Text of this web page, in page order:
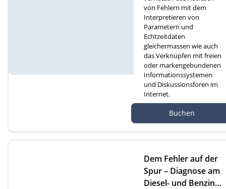
von Fehlern mit dem
Interpretieren von
Parametern und
Echtzeitdaten
gleichermassen wie auch
das Verknüpfen mit freien
oder markengebundenen
Informationssystemen
und Diskussionsforen im
Internet.
atte 1D, 6260 Reiden
Buchen
Dem Fehler auf der
Spur – Diagnose am
Diesel- und Benzinm